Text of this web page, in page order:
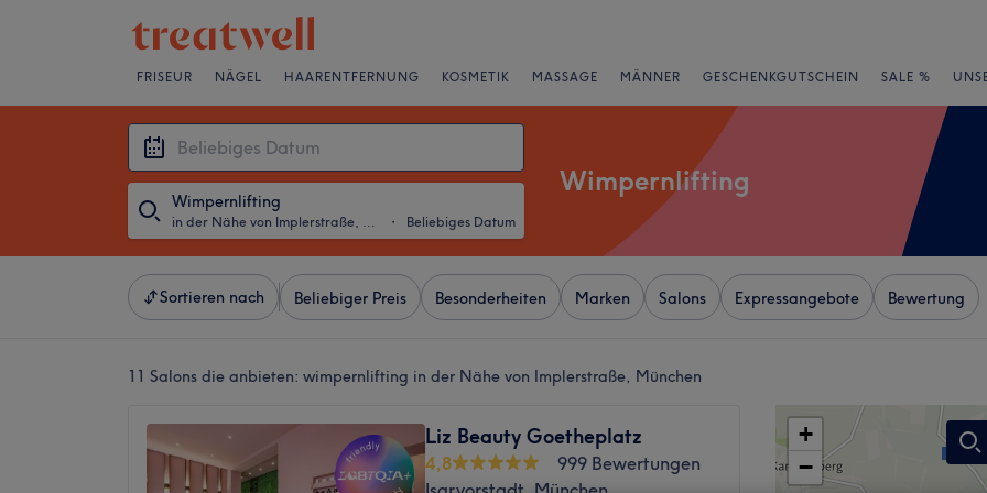
FRISEUR NÄGEL HAARENTFERNUNG KOSMETIK MASSAGE MÄNNER GESCHENKGUTSCHEIN SALE %
Wimpernlifting
in der Nähe von Implerstraße, München ・ Beliebiges Datum
Wimpernlifting
Sortieren nach Beliebiger Preis Besonderheiten Marken Salons Expressangebote Bewertung
11 Salons die anbieten: wimpernlifting in der Nähe von Implerstraße, München
Liz Beauty Goetheplatz
4,8
999 Bewertungen
+
−